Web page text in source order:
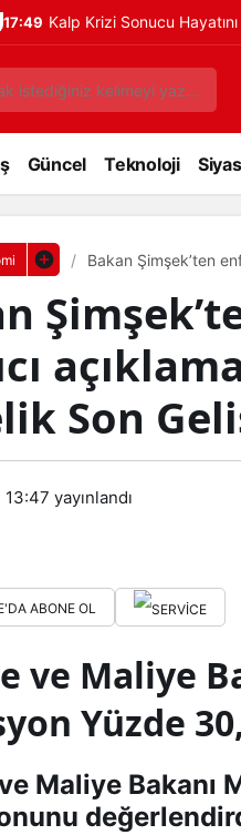
17:49 Kalp Krizi Sonucu
Güncel Teknoloji
Bakan Şimşek’ten
Son
13:47 yayınlandı
ABONE OL
ve Maliye
Yüzde
Maliye Bakanı